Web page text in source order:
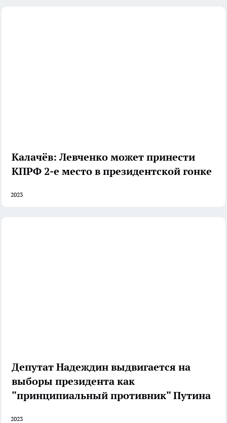
Калачёв: Левченко может принести
КПРФ 2-е место в президентской гонке
2023
Депутат Надеждин выдвигается на
выборы президента как
"принципиальный противник" Путина
2023